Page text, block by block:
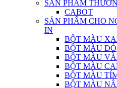
SẢN PHẨM
CABOT
SẢN PHẨM CHO
IN
BỘT MÀU
BỘT MÀU ĐỎ
BỘT MÀU
BỘT MÀU
BỘT MÀU
BỘT MÀU